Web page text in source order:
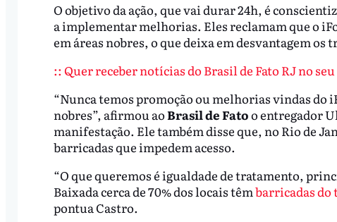
O objetivo da ação, que vai durar 24h, é
a implementar melhorias. Eles reclamam que o
em áreas nobres, o que deixa em desvantagem
:: Quer receber notícias do Brasil de Fato RJ no
“Nunca temos promoção ou melhorias vindas do
nobres”, afirmou aoBrasil de Fatoo entregador
manifestação. Ele também disse que, no Rio de
barricadas que impedem acesso.
“O que queremos é igualdade de tratamento,
Baixada cerca de 70% dos locais têmbarricadas do
pontua Castro.